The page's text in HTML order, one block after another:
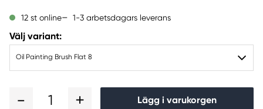
12 st online 1-3 arbetsdagars leverans
Välj variant:
Oil Painting Brush Flat 8
1 Lägg i varukorgen